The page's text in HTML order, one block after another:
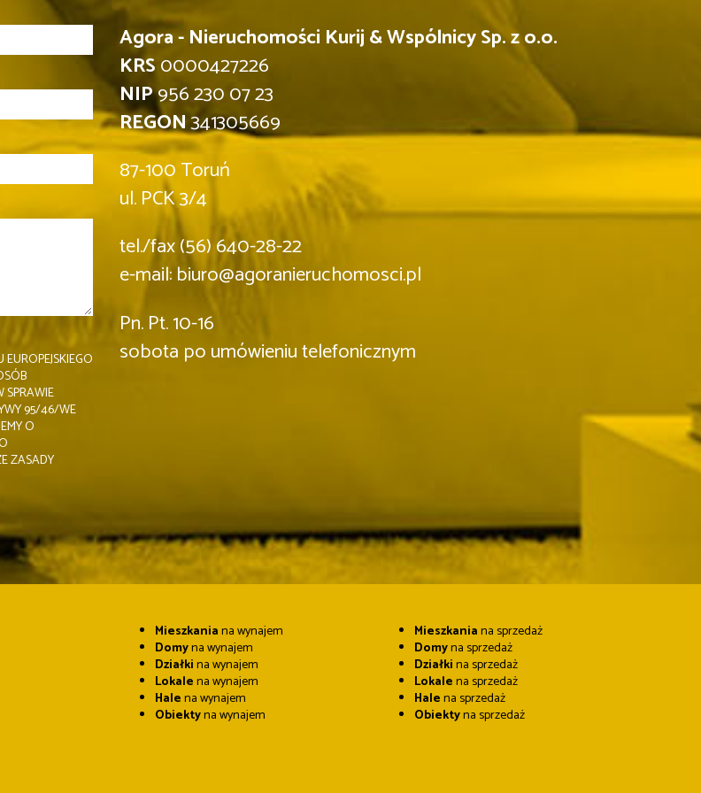
SPRAWIE
95/46/WE
O
ZASADY
Agora - Nieruchomości Kurij & Wspólnicy Sp. z o.o.
KRS0000427226
NIP956 230 07 23
REGON341305669
87-100 Toruń
ul. PCK 3/4
tel./fax (56) 640-28-22
e-mail: biuro@agoranieruchomosci.pl
Pn. Pt. 10-16
sobota po umówieniu telefonicznym
Mieszkaniana wynajem
Domyna wynajem
Działkina wynajem
Lokalena wynajem
Halena wynajem
Obiektyna wynajem
Mieszkaniana sprzedaż
Domyna sprzedaż
Działkina sprzedaż
Lokalena sprzedaż
Halena sprzedaż
Obiektyna sprzedaż